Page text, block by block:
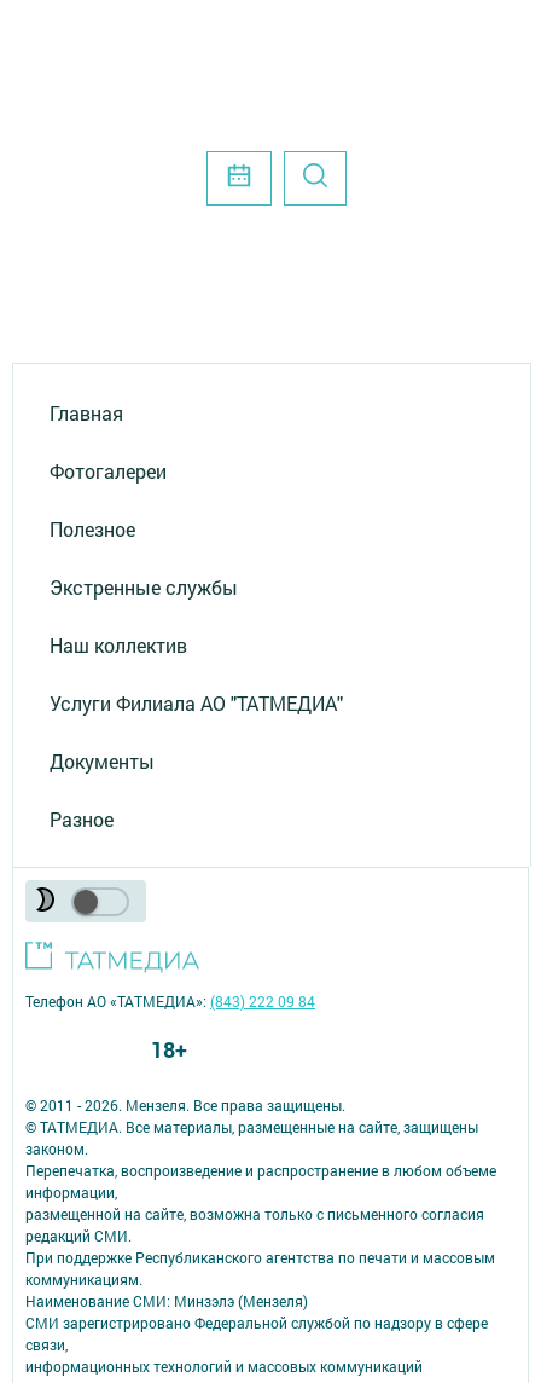
Главная
Фотогалереи
Полезное
Экстренные службы
Наш коллектив
Услуги Филиала АО "ТАТМЕДИА"
Документы
Разное
© 2011 - 2026. Мензеля. Все права защищены.
© ТАТМЕДИА. Все материалы, размещенные на сайте, защищены
законом.
Перепечатка, воспроизведение и распространение в любом объеме
информации,
размещенной на сайте, возможна только с письменного согласия
редакций СМИ.
При поддержке Республиканского агентства по печати и массовым
коммуникациям.
Наименование СМИ: Минзэлэ (Мензеля)
СМИ зарегистрировано Федеральной службой по надзору в сфере
связи,
информационных технологий и массовых коммуникаций
Телефон АО «ТАТМЕДИА»:(843) 222 09 84
18+